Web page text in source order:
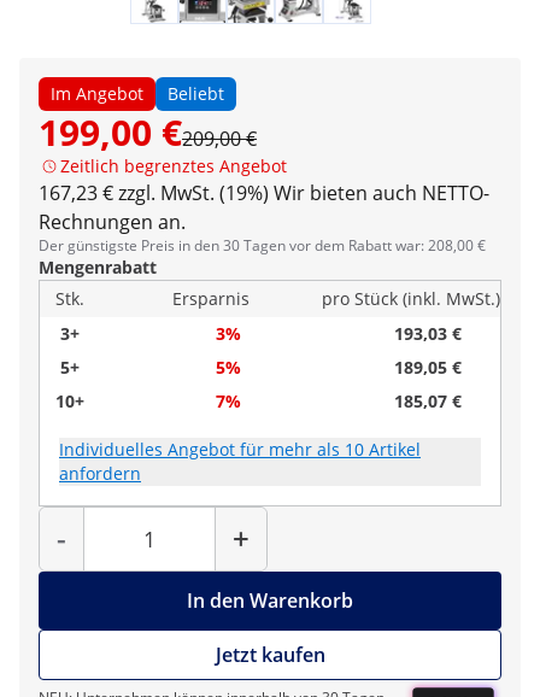
Im Angebot Beliebt
199,00 €209,00 €
Zeitlich begrenztes Angebot
167,23 € zzgl. MwSt. (19%) Wir bieten auch NETTO-
Rechnungen an.
Der günstigste Preis in den 30 Tagen vor dem Rabatt war: 208,00 €
Mengenrabatt
Stk.
Ersparnis
pro Stück (inkl. MwSt.)
3+
3%
193,03 €
5+
5%
189,05 €
10+
7% 185,07 €
Individuelles Angebot für mehr als 10 Artikel
anfordern
-
Menge
+
In den Warenkorb
Jetzt kaufen